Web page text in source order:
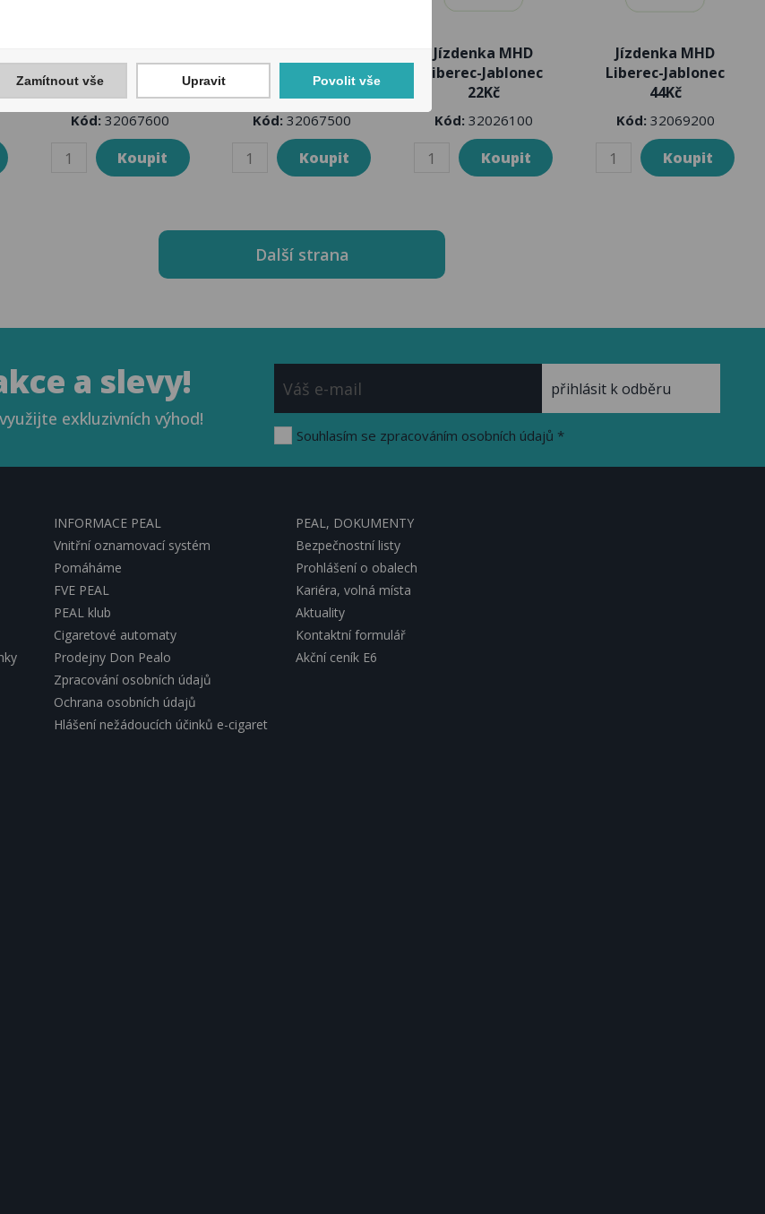
Liberec 17Kč
Kód: 32067600
Liberec 34Kč
Kód: 32067500
Jízdenka MHD
Liberec-Jablonec
22Kč
Kód: 32026100
Jízdenka MHD
Liberec-Jablonec
44Kč
Kód: 32069200
Další strana
a slevy!
exkluzivních výhod!
Souhlasím se zpracováním osobních údajů *
INFORMACE PEAL
Vnitřní oznamovací systém
Pomáháme
FVE PEAL
PEAL klub
Cigaretové automaty
Prodejny Don Pealo
Zpracování osobních údajů
Ochrana osobních údajů
Hlášení nežádoucích účinků e-cigaret
PEAL, DOKUMENTY
Bezpečnostní listy
Prohlášení o obalech
Kariéra, volná místa
Aktuality
Kontaktní formulář
Akční ceník E6
Zamítnout vše Upravit Povolit vše